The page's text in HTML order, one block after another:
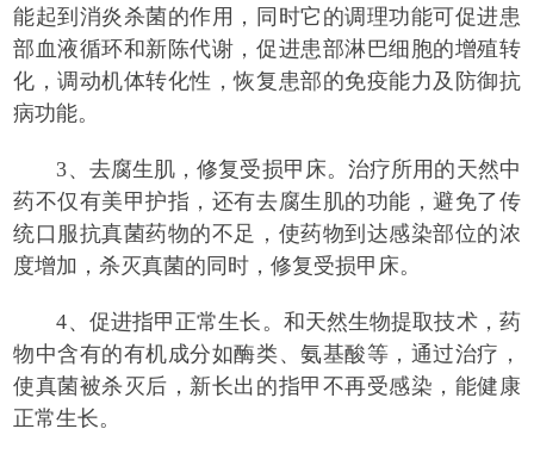
能起到消炎杀菌的作用，同时它的调理功能可促进患
部血液循环和新陈代谢，促进患部淋巴细胞的增殖转
化，调动机体转化性，恢复患部的免疫能力及防御抗
病功能。
3、去腐生肌，修复受损甲床。治疗所用的天然中
药不仅有美甲护指，还有去腐生肌的功能，避免了传
统口服抗真菌药物的不足，使药物到达感染部位的浓
度增加，杀灭真菌的同时，修复受损甲床。
4、促进指甲正常生长。和天然生物提取技术，药
物中含有的有机成分如酶类、氨基酸等，通过治疗，
使真菌被杀灭后，新长出的指甲不再受感染，能健康
正常生长。